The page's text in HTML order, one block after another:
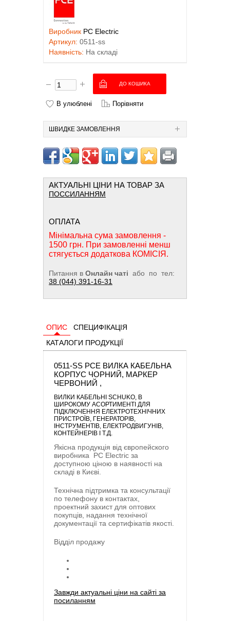
Виробник PC Electric
Артикул: 0511-ss
Наявність: На складі
В улюблені Порівняти
ШВИДКЕ ЗАМОВЛЕННЯ
АКТУАЛЬНІ ЦІНИ НА ТОВАР ЗА
ПОССИЛАННЯМ
ОПЛАТА
Мінімальна сума замовлення -
1500 грн. При замовленні менш
стягується додаткова КОМІСІЯ.
Питання в Онлайн чаті або по тел:
38 (044) 391-16-31
ОПИС
СПЕЦИФІКАЦІЯ
КАТАЛОГИ ПРОДУКЦІЇ
0511-SS PCE ВИЛКА КАБЕЛЬНА
КОРПУС ЧОРНИЙ, МАРКЕР
ЧЕРВОНИЙ ,
ВИЛКИ КАБЕЛЬНІ SCHUKO, В
ШИРОКОМУ АСОРТИМЕНТІ ДЛЯ
ПІДКЛЮЧЕННЯ ЕЛЕКТРОТЕХНІЧНИХ
ПРИСТРОЇВ, ГЕНЕРАТОРІВ,
ІНСТРУМЕНТІВ, ЕЛЕКТРОДВИГУНІВ,
КОНТЕЙНЕРІВ І Т.Д.
Якісна продукція від європейского
виробника PC Electric за
доступною ціною в наявності на
складі в Києві.
Технічна підтримка та консультації
по телефону в контактах,
проектний захист для оптових
покупців, надання технічної
документації та сертифікатів якості.
Відділ продажу
Завжди актуальні ціни на сайті за
посиланням